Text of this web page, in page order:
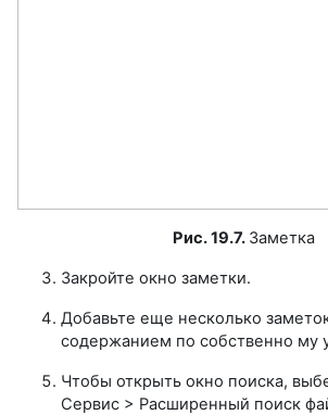
Рис. 19.7. Заметка
Закройте окно заметки.
Добавьте еще несколько
содержанием по собственно му
Чтобы открыть окно поиска,
Сервис > Расширенный поиск